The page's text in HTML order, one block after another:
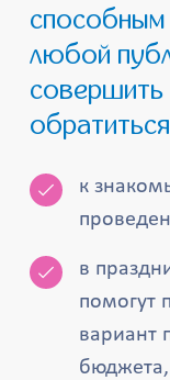
способным
любой
к
в
помогут
вариант